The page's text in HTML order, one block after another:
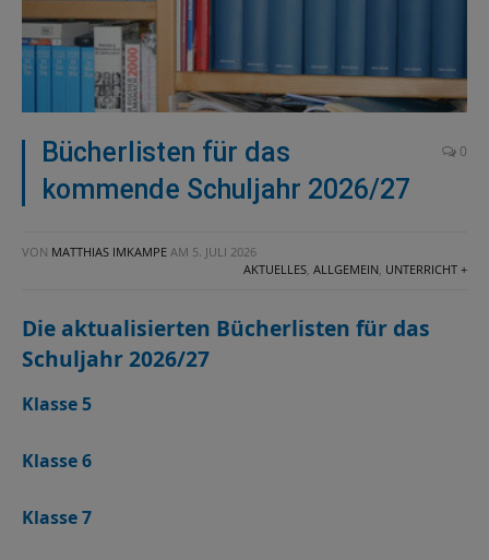
Bücherlisten für das
kommende Schuljahr 2026/27
0
VON MATTHIAS IMKAMPE AM 5. JULI 2026
AKTUELLES, ALLGEMEIN, UNTERRICHT +
Die aktualisierten Bücherlisten für das
Schuljahr 2026/27
Klasse 5
Klasse 6
Klasse 7